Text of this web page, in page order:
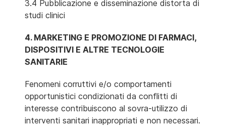
3.4 Pubblicazione e disseminazione distorta di
studi clinici
4. MARKETING E PROMOZIONE DI FARMACI,
DISPOSITIVI E ALTRE TECNOLOGIE
SANITARIE
Fenomeni corruttivi e/o comportamenti
opportunistici condizionati da conflitti di
interesse contribuiscono al sovra-utilizzo di
interventi sanitari inappropriati e non necessari.